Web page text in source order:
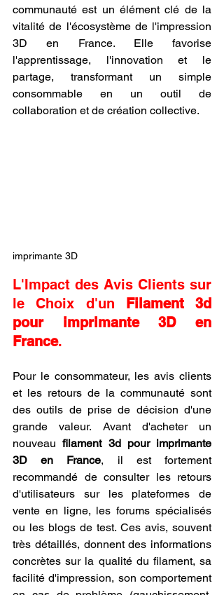
communauté est un élément clé de la
vitalité de l'écosystème de l'impression
3D en France. Elle favorise
l'apprentissage, l'innovation et le
partage, transformant un simple
consommable en un outil de
collaboration et de création collective.
imprimante 3D
L'Impact des Avis Clients sur
le Choix d'un Filament 3d
pour imprimante 3D en
France.
Pour le consommateur, les avis clients
et les retours de la communauté sont
des outils de prise de décision d'une
grande valeur. Avant d'acheter un
nouveau filament 3d pour imprimante
3D en France, il est fortement
recommandé de consulter les retours
d'utilisateurs sur les plateformes de
vente en ligne, les forums spécialisés
ou les blogs de test. Ces avis, souvent
très détaillés, donnent des informations
concrètes sur la qualité du filament, sa
facilité d'impression, son comportement